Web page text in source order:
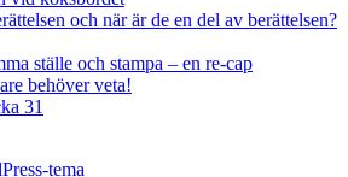
och när är de en del av berättelsen?
ställe och stampa – en re-cap
behöver veta!
31
tema